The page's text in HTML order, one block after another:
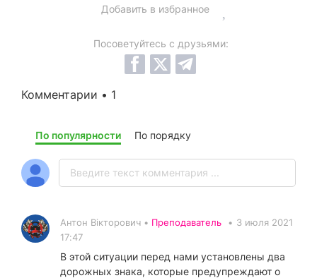
Добавить в избранное
Посоветуйтесь с друзьями:
Комментарии • 1
По популярности По порядку
Антон Вікторович • Преподаватель • 3 июля 2021
17:47
В этой ситуации перед нами установлены два
дорожных знака, которые предупреждают о